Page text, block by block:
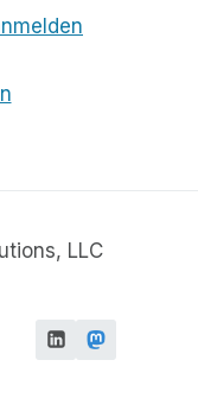
LLC